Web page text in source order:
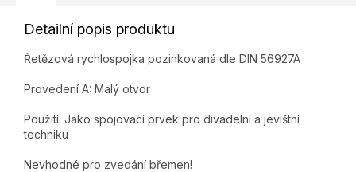
Detailní popis produktu
Řetězová rychlospojka pozinkovaná dle DIN 56927A
Provedení A: Malý otvor
Použití: Jako spojovací prvek pro divadelní a jevištní
techniku
Nevhodné pro zvedání břemen!